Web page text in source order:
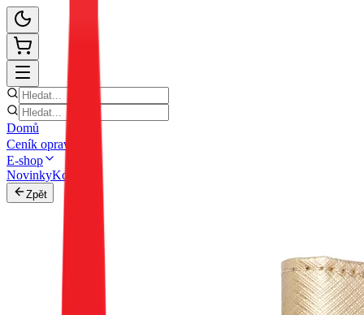
Domů
Ceník oprav
E-shop
NovinkyKontakt
Zpět